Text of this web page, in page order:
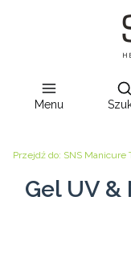
Menu
Przejdź do: SNS Manicure
Gel UV